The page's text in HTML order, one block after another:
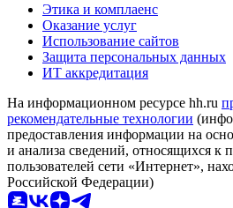
Этика и комплаенс
Оказание услуг
Использование сайтов
Защита персональных данных
ИТ аккредитация
На информационном ресурсе hh.ru
рекомендательные технологии
предоставления информации на
и анализа сведений, относящихся к
пользователей сети «Интернет»,
Российской Федерации)